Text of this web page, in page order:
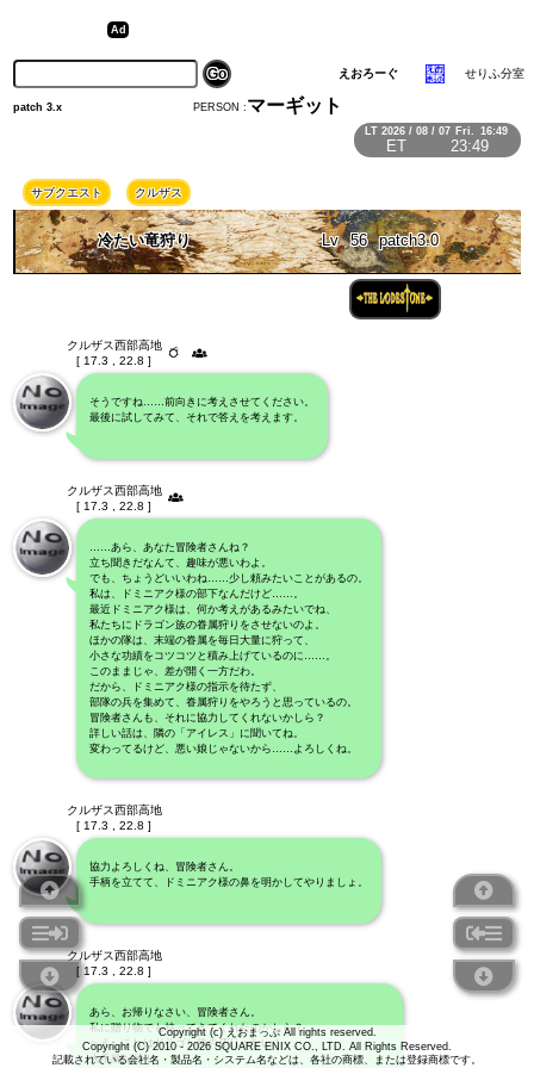
Copyright (c) えおまっぷ All rights reserved.
Copyright (C) 2010 - 2026 SQUARE ENIX CO., LTD. All Rights Reserved.
記載されている会社名・製品名・システム名などは、各社の商標、または登録商標です。
LT 2026 / 08 / 07 Fri. 16:49
ET 23:49
えおろーぐ せりふ分室
PERSON : マーギット
patch 3.x
サブクエスト クルザス
冷たい竜狩り Lv 56 patch3.0
クルザス西部高地
[ 17.3 , 22.8 ]
そうですね……前向きに考えさせてください。
最後に試してみて、それで答えを考えます。
クルザス西部高地
[ 17.3 , 22.8 ]
……あら、あなた冒険者さんね？
立ち聞きだなんて、趣味が悪いわよ。
でも、ちょうどいいわね……少し頼みたいことがあるの。
私は、ドミニアク様の部下なんだけど……。
最近ドミニアク様は、何か考えがあるみたいでね、
私たちにドラゴン族の眷属狩りをさせないのよ。
ほかの隊は、末端の眷属を毎日大量に狩って、
小さな功績をコツコツと積み上げているのに……。
このままじゃ、差が開く一方だわ。
だから、ドミニアク様の指示を待たず、
部隊の兵を集めて、眷属狩りをやろうと思っているの。
冒険者さんも、それに協力してくれないかしら？
詳しい話は、隣の「アイレス」に聞いてね。
変わってるけど、悪い娘じゃないから……よろしくね。
クルザス西部高地
[ 17.3 , 22.8 ]
協力よろしくね、冒険者さん。
手柄を立てて、ドミニアク様の鼻を明かしてやりましょ。
クルザス西部高地
[ 17.3 , 22.8 ]
あら、お帰りなさい、冒険者さん。
私に贈り物でも持ってきてくれたのかしら？
へえ、これはドラゴン族の牙じゃない！
大手柄だわ！